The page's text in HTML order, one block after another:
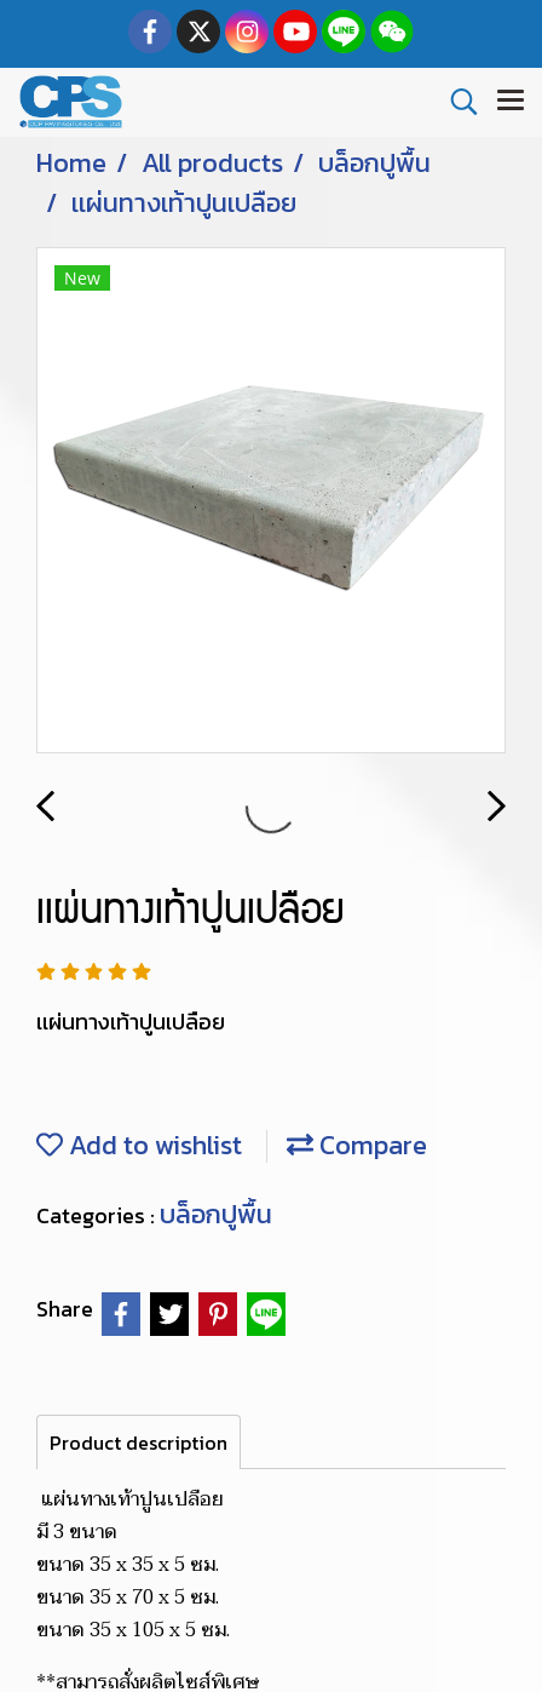
Home All products
บล็อกปูพื้น
เเผ่นทางเท้าปูนเปลือย
New
เเผ่นทางเท้าปูนเปลือย
เเผ่นทางเท้าปูนเปลือย
Add to wishlist Compare
Categories : บล็อกปูพื้น
Share
Product description
แผ่นทางเท้าปูนเปลือย
มี 3 ขนาด
ขนาด 35 x 35 x 5 ซม.
ขนาด 35 x 70 x 5 ซม.
ขนาด 35 x 105 x 5 ซม.
**สามารถสั่งผลิตไซส์พิเศษ